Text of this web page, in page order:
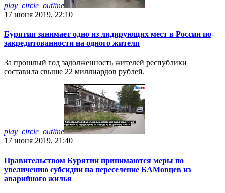
play_circle_outline
17 июня 2019, 22:10
Бурятия занимает одно из лидирующих мест в России по
закредитованности на одного жителя
За прошлый год задолженность жителей республики
составила свыше 22 миллиардов рублей.
play_circle_outline
17 июня 2019, 21:40
Правительством Бурятии принимаются меры по
увеличению субсидии на переселение БАМовцев из
аварийного жилья